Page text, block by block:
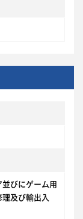
びにゲーム用
及び輸出入